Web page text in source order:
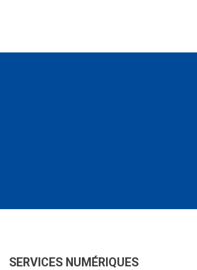
SERVICES NUMÉRIQUES